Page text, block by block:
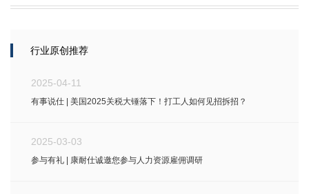
行业原创推荐
2025-04-11
有事说仕 | 美国2025关税大锤落下！打工人如何见招拆招？
2025-03-03
参与有礼 | 康耐仕诚邀您参与人力资源雇佣调研